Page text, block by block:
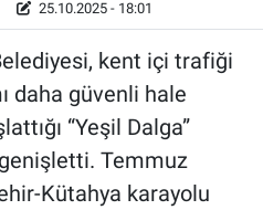
25.10.2025 - 18:01
kent içi trafiği
daha güvenli hale
“Yeşil Dalga”
Temmuz
Kütahya karayolu